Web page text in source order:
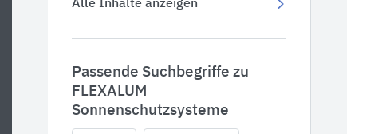
Alle Inhalte anzeigen
Passende Suchbegriffe zu
FLEXALUM
Sonnenschutzsysteme